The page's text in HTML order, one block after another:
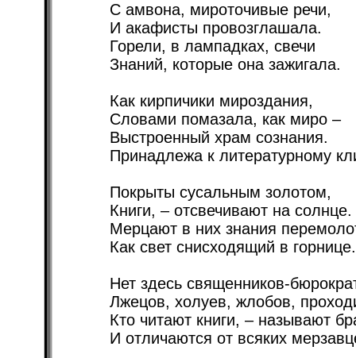
С амвона, мироточивые речи,
И акафисты провозглашала.
Горели, в лампадках, свечи
Знаний, которые она зажигала.
Как кирпичики мироздания,
Словами помазала, как миро –
Выстроенный храм сознания.
Принадлежа к литературному
Покрыты сусальным золотом,
Книги, – отсвечивают на солнце.
Мерцают в них знания
Как свет снисходящий в горнице.
Нет здесь священников-
Лжецов, холуев, жлобов,
Кто читают книги, – называют
И отличаются от всяких